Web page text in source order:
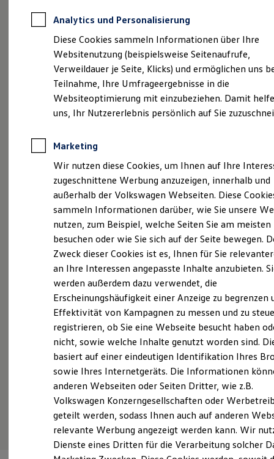
Autokredit mit Schlussrate
Versicherungen und Garantien
Kfz-Versicherung
Restschuldversicherungen
Garantien
Wartungsverträge
Geschäftskunden
Professional Class bei Volkswagen
Großkunden
Behörden
Anpfiff zum Gewinn
Elektroautos
ID. Tutorials
Der neue ID. Polo
Der ID.4
Der ID.4 GTX
Der ID.5 GTX
Der ID.7 GTX
Der ID.7 Tourer
Der ID.7 GTX Tourer
Der neue ID. Cross
Elektrofahrzeugkonzepte
ID. EVERY1
Reichweite
Reichweite der ID. Modelle
Reichweite im Winter
Rekuperation
Laden unterwegs
Laden Zuhause
Ladestationen finden
Ladezeitensimulator
Batterie
Sicherheit
Garantie und Lebensdauer
Impressum & Rechtliches)
Probefahrt vereinbaren
Fahrzeugangebot anfordern
Servicetermin buchen
Serviceanfrage stellen
Analytics und Personalisierung
Diese Cookies sammeln Informationen über Ihre
Websitenutzung (beispielsweise Seitenaufrufe,
Verweildauer je Seite, Klicks) und ermöglichen uns
Teilnahme, Ihre Umfrageergebnisse in die
Websiteoptimierung mit einzubeziehen. Damit
uns, Ihr Nutzererlebnis persönlich auf Sie
Marketing
Wir nutzen diese Cookies, um Ihnen auf Ihre
zugeschnittene Werbung anzuzeigen, innerhalb und
außerhalb der Volkswagen Webseiten. Diese
sammeln Informationen darüber, wie Sie unsere
nutzen, zum Beispiel, welche Seiten Sie am meisten
besuchen oder wie Sie sich auf der Seite bewegen.
Zweck dieser Cookies ist es, Ihnen für Sie
an Ihre Interessen angepasste Inhalte anzubieten.
werden außerdem dazu verwendet, die
Erscheinungshäufigkeit einer Anzeige zu begrenzen
Effektivität von Kampagnen zu messen und zu
registrieren, ob Sie eine Webseite besucht haben
nicht, sowie welche Inhalte genutzt worden sind.
basiert auf einer eindeutigen Identifikation Ihres
sowie Ihres Internetgeräts. Die Informationen
anderen Webseiten oder Seiten Dritter, wie z.B.
Volkswagen Konzerngesellschaften oder
geteilt werden, sodass Ihnen auch auf anderen
relevante Werbung angezeigt werden kann. Wir
Dienste eines Dritten für die Verarbeitung solcher